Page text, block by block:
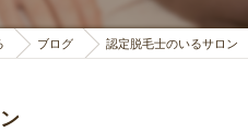
ブログ 認定脱毛士のいるサロン